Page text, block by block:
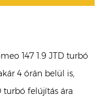
147 1.9 JTD turbó
4 órán belül is,
turbó felújítás ára